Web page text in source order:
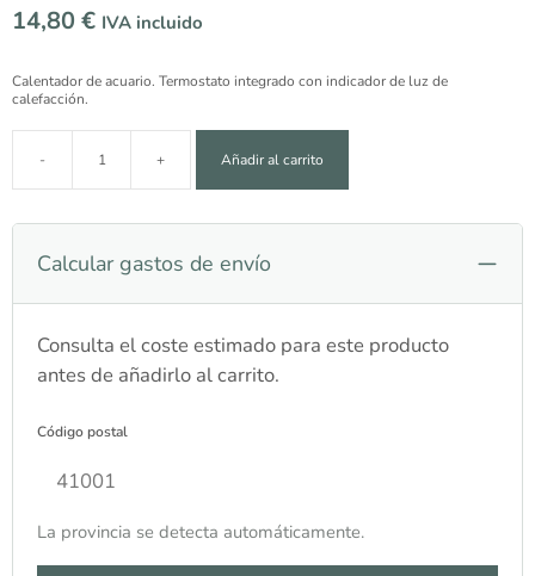
14,80 € IVA incluido
Calentador de acuario. Termostato integrado con indicador de luz de
calefacción.
- Termocalentador Boyu ECO HT-850 50 W cantidad
+ Añadir al carrito
Calcular gastos de envío
Consulta el coste estimado para este producto
antes de añadirlo al carrito.
Código postal
La provincia se detecta automáticamente.